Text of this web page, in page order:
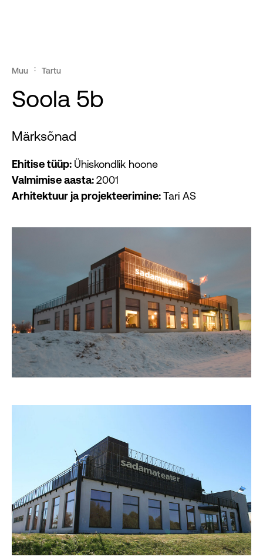
Ärikinnisvara
Elamukinnisvara
Pakkumised
Uudised
Muu Tartu
Soola 5b
Märksõnad
Ehitise tüüp: Ühiskondlik hoone
Valmimise aasta:2001
Arhitektuur ja projekteerimine:Tari AS